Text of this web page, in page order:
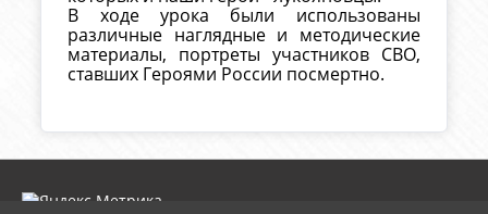
В ходе урока были использованы
различные наглядные и методические
материалы, портреты участников СВО,
ставших Героями России посмертно.